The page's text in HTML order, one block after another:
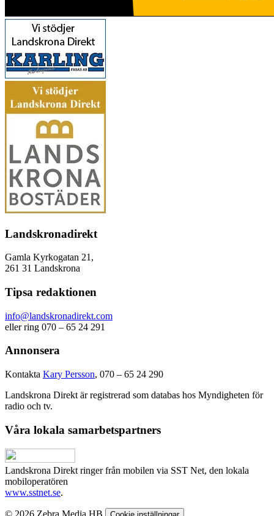
Landskronadirekt
Gamla Kyrkogatan 21,
261 31 Landskrona
Tipsa redaktionen
info@landskronadirekt.com
eller ring 070 – 65 24 291
Annonsera
Kontakta Kary Persson, 070 – 65 24 290
Landskrona Direkt är registrerad som databas hos Myndigheten för
radio och tv.
Våra lokala samarbetspartners
Landskrona Direkt ringer från mobilen via SST Net, den lokala
mobiloperatören
www.sstnet.se.
© 2026 Zebra Media HB